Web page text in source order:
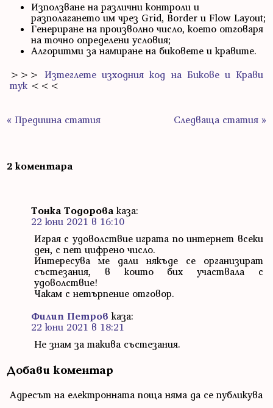
Използване на различни контроли и
разполагането им чрез Grid, Border и Flow Layout;
Генериране на произволно число, което отговаря
на точно определени условия;
Алгоритми за намиране на биковете и кравите.
>>>Изтеглете изходния код на Бикове и Крави
тук <<<
« Предишна статия Следваща статия »
2 коментара
Тонка Тодорова каза:
22 юни 2021 в 16:10
Играя с удоволствие играта по интернет всеки
ден, с пет цифрено число.
Интересува ме дали някъде се организират
състезания, в които бих участвала с
удоволствие!
Чакам с нетърпение отговор.
Филип Петров каза:
22 юни 2021 в 18:21
Не знам за такива състезания.
Добави коментар
Адресът на електронната поща няма да се публикува